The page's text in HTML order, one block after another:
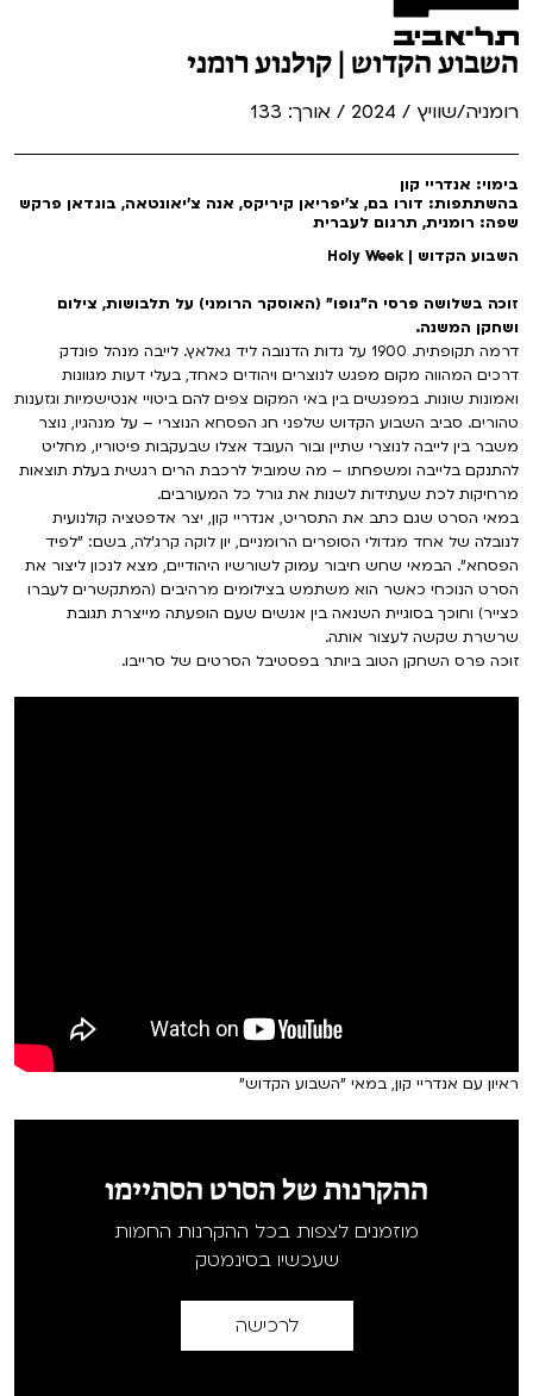
השבוע הקדוש | קולנוע רומני
רומניה/שוויץ / 2024 / אורך: 133
בימוי: אנדריי קון
בהשתתפות: דורו בם, צ'יפריאן קיריקס, אנה צ'יאונטאה, בוגדאן פרקש
שפה: רומנית, תרגום לעברית
השבוע הקדוש | Holy Week
זוכה בשלושה פרסי ה"גופו" (האוסקר הרומני) על תלבושות, צילום
ושחקן המשנה.
דרמה תקופתית. 1900 על גדות הדנובה ליד גאלאץ. לייבה מנהל פונדק
דרכים המהווה מקום מפגש לנוצרים ויהודים כאחד, בעלי דעות מגוונות
ואמונות שונות. במפגשים בין באי המקום צפים להם ביטויי אנטישמיות וגזענות
טהורים. סביב השבוע הקדוש שלפני חג הפסחא הנוצרי – על מנהגיו, נוצר
משבר בין לייבה לנוצרי שתיין ובור העובד אצלו שבעקבות פיטוריו, מחליט
להתנקם בלייבה ומשפחתו – מה שמוביל לרכבת הרים רגשית בעלת תוצאות
מרחיקות לכת שעתידות לשנות את גורל כל המעורבים.
במאי הסרט שגם כתב את התסריט, אנדריי קון, יצר אדפטציה קולנועית
לנובלה של אחד מגדולי הסופרים הרומניים, יון לוקה קרג'לה, בשם: "לפיד
הפסחא". הבמאי שחש חיבור עמוק לשורשיו היהודיים, מצא לנכון ליצור את
הסרט הנוכחי כאשר הוא משתמש בצילומים מרהיבים (המתקשרים לעברו
כצייר) וחוכך בסוגיית השנאה בין אנשים שעם הופעתה מייצרת תגובת
שרשרת שקשה לעצור אותה.
זוכה פרס השחקן הטוב ביותר בפסטיבל הסרטים של סרייבו.
ראיון עם אנדריי קון, במאי "השבוע הקדוש"
ההקרנות של הסרט הסתיימו
מוזמנים לצפות בכל ההקרנות החמות
שעכשיו בסינמטק
לרכישה